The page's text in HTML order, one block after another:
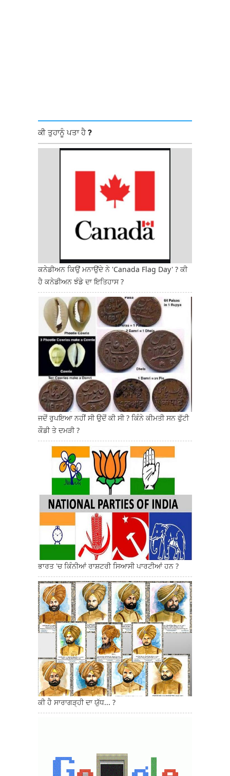
ਕੀ ਤੁਹਾਨੂੰ ਪਤਾ ਹੈ ?
ਕਨੇਡੀਅਨ ਕਿਉਂ ਮਨਾਉਂਦੇ ਨੇ 'Canada Flag Day' ? ਕੀ
ਹੈ ਕਨੇਡੀਅਨ ਝੰਡੇ ਦਾ ਇਤਿਹਾਸ ?
ਜਦੋਂ ਰੁਪਇਆ ਨਹੀਂ ਸੀ ਉਦੋਂ ਕੀ ਸੀ ? ਕਿੰਨੇ ਕੀਮਤੀ ਸਨ ਫੁੱਟੀ
ਕੌਡੀ ਤੇ ਦਮੜੀ ?
ਭਾਰਤ 'ਚ ਕਿੰਨੀਆਂ ਰਾਸ਼ਟਰੀ ਸਿਆਸੀ ਪਾਰਟੀਆਂ ਹਨ ?
ਕੀ ਹੈ ਸਾਰਾਗੜ੍ਹੀ ਦਾ ਯੁੱਧ... ?